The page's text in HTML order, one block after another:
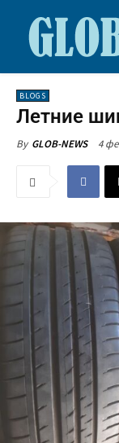
BLOGS
Летние
By GLOB-NEWS 4